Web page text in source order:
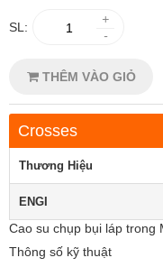
SL:
+
-
THÊM VÀO GIỎ
Crosses
Thương Hiệu
ENGI
Cao su chụp bụi láp trong
Thông số kỹ thuật